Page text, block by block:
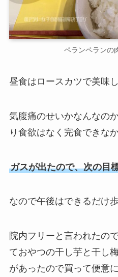
ペランペランの
昼食はロースカツで美味
気腹痛のせいかなんなの
り食欲はなく完食できなか
ガスが出たので、次の目
なので午後はできるだけ
院内フリーと言われたの
ておやつの干し芋と干し
があったので買って便意